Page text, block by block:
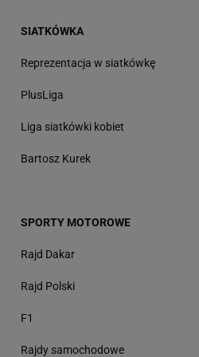
SIATKÓWKA
Reprezentacja w siatkówkę
PlusLiga
Liga siatkówki kobiet
Bartosz Kurek
SPORTY MOTOROWE
Rajd Dakar
Rajd Polski
F1
Rajdy samochodowe